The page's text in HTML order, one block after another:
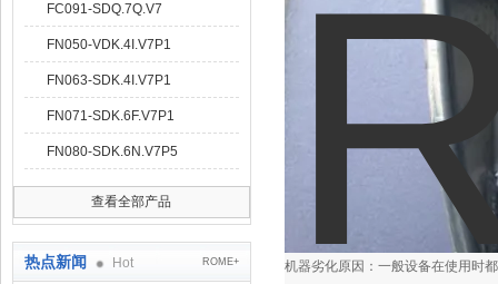
FC091-SDQ.7Q.V7
FN050-VDK.4I.V7P1
FN063-SDK.4I.V7P1
FN071-SDK.6F.V7P1
FN080-SDK.6N.V7P5
查看全部产品
热点新闻 Hot ROME+
机器劣化原因：一般设备在使用时